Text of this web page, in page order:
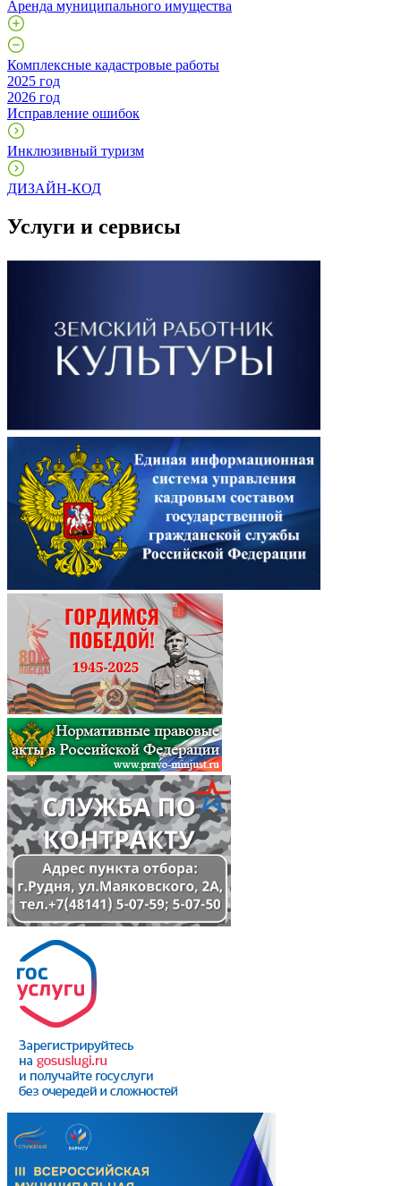
Аренда муниципального имущества
Комплексные кадастровые работы
2025 год
2026 год
Исправление ошибок
Инклюзивный туризм
ДИЗАЙН-КОД
Услуги и сервисы